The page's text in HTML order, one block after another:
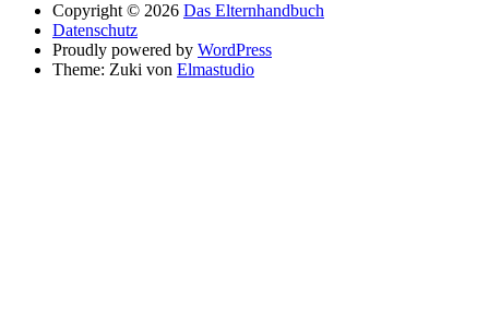
Copyright © 2026 Das Elternhandbuch
Datenschutz
Proudly powered by WordPress
Theme: Zuki von Elmastudio